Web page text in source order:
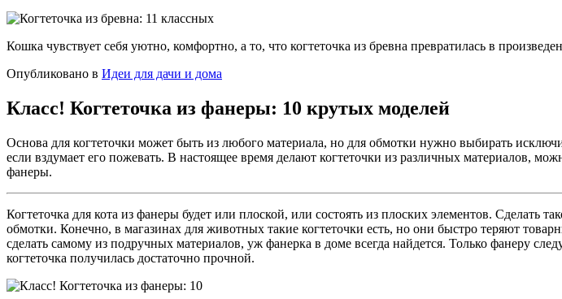
Кошка чувствует себя уютно, комфортно, а то, что когтеточка из бревна превратилась в
Опубликовано в Идеи для дачи и дома
Класс! Когтеточка из фанеры: 10 крутых моделей
Основа для когтеточки может быть из любого материала, но для обмотки нужно выбирать
если вздумает его пожевать. В настоящее время делают когтеточки из различных материалов,
фанеры.
Когтеточка для кота из фанеры будет или плоской, или состоять из плоских элементов. Сделать
обмотки. Конечно, в магазинах для животных такие когтеточки есть, но они быстро теряют
сделать самому из подручных материалов, уж фанерка в доме всегда найдется. Только фанеру
когтеточка получилась достаточно прочной.